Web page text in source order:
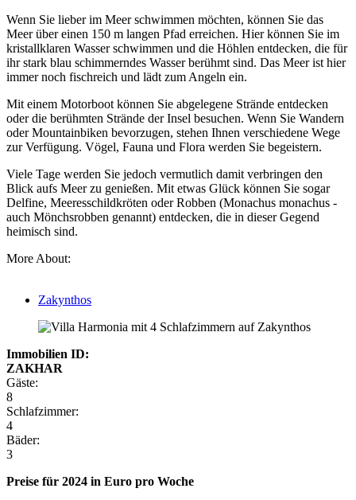
Wenn Sie lieber im Meer schwimmen möchten, können Sie das
Meer über einen 150 m langen Pfad erreichen. Hier können Sie im
kristallklaren Wasser schwimmen und die Höhlen entdecken, die für
ihr stark blau schimmerndes Wasser berühmt sind. Das Meer ist hier
immer noch fischreich und lädt zum Angeln ein.
Mit einem Motorboot können Sie abgelegene Strände entdecken
oder die berühmten Strände der Insel besuchen. Wenn Sie Wandern
oder Mountainbiken bevorzugen, stehen Ihnen verschiedene Wege
zur Verfügung. Vögel, Fauna und Flora werden Sie begeistern.
Viele Tage werden Sie jedoch vermutlich damit verbringen den
Blick aufs Meer zu genießen. Mit etwas Glück können Sie sogar
Delfine, Meeresschildkröten oder Robben (Monachus monachus -
auch Mönchsrobben genannt) entdecken, die in dieser Gegend
heimisch sind.
More About:
Zakynthos
Immobilien ID:
ZAKHAR
Gäste:
8
Schlafzimmer:
4
Bäder:
3
Preise für 2024 in Euro pro Woche